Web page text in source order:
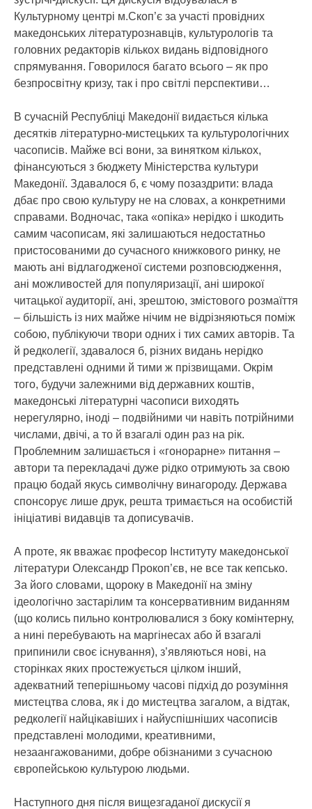
Культурному центрі м.Скоп’є за участі провідних
македонських літературознавців, культурологів та
головних редакторів кількох видань відповідного
спрямування. Говорилося багато всього – як про
безпросвітну кризу, так і про світлі перспективи…
В сучасній Республіці Македонії видається кілька
десятків літературно-мистецьких та культурологічних
часописів. Майже всі вони, за винятком кількох,
фінансуються з бюджету Міністерства культури
Македонії. Здавалося б, є чому позаздрити: влада
дбає про свою культуру не на словах, а конкретними
справами. Водночас, така «опіка» нерідко і шкодить
самим часописам, які залишаються недостатньо
пристосованими до сучасного книжкового ринку, не
мають ані відлагодженої системи розповсюдження,
ані можливостей для популяризації, ані широкої
читацької аудиторії, ані, зрештою, змістового розмаїття
– більшість із них майже нічим не відрізняються поміж
собою, публікуючи твори одних і тих самих авторів. Та
й редколегії, здавалося б, різних видань нерідко
представлені одними й тими ж прізвищами. Окрім
того, будучи залежними від державних коштів,
македонські літературні часописи виходять
нерегулярно, іноді – подвійними чи навіть потрійними
числами, двічі, а то й взагалі один раз на рік.
Проблемним залишається і «гонорарне» питання –
автори та перекладачі дуже рідко отримують за свою
працю бодай якусь символічну винагороду. Держава
спонсорує лише друк, решта тримається на особистій
ініціативі видавців та дописувачів.
А проте, як вважає професор Інституту македонської
літератури Олександр Прокоп’єв, не все так кепсько.
За його словами, щороку в Македонії на зміну
ідеологічно застарілим та консервативним виданням
(що колись пильно контролювалися з боку комінтерну,
а нині перебувають на маргінесах або й взагалі
припинили своє існування), з’являються нові, на
сторінках яких простежується цілком інший,
адекватний теперішньому часові підхід до розуміння
мистецтва слова, як і до мистецтва загалом, а відтак,
редколегії найцікавіших і найуспішніших часописів
представлені молодими, креативними,
незаангажованими, добре обізнаними з сучасною
європейською культурою людьми.
Наступного дня після вищезгаданої дискусії я